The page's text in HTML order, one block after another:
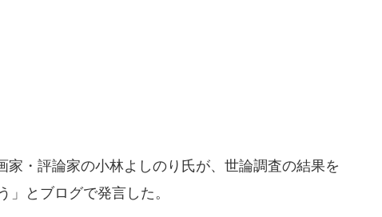
・評論家の小林よしのり氏が、世論調査の結果を
」とブログで発言した。